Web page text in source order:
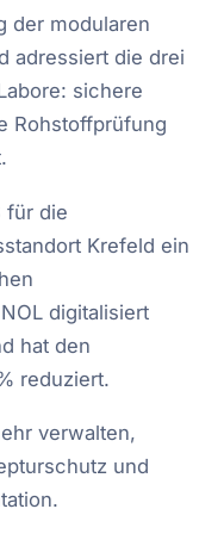
der modularen
adressiert die drei
sichere
Rohstoffprüfung
für die
Krefeld ein
digitalisiert
hat den
reduziert.
verwalten,
und